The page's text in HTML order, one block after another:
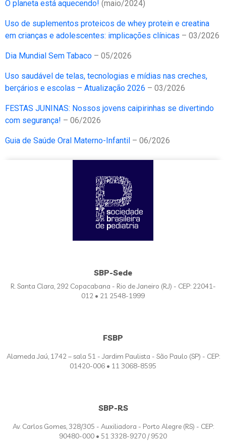
O planeta está aquecendo! (maio/2024)
Uso de suplementos proteicos de whey protein e creatina
em crianças e adolescentes: implicações clínicas – 03/2026
Dia Mundial Sem Tabaco – 05/2026
Uso saudável de telas, tecnologias e mídias nas creches,
berçários e escolas – Atualização 2026 – 03/2026
FESTAS JUNINAS: Nossos jovens caipirinhas se divertindo
com segurança! – 06/2026
Guia de Saúde Oral Materno-Infantil – 06/2026
SBP-Sede
R. Santa Clara, 292 Copacabana - Rio de Janeiro (RJ) - CEP: 22041-
012 • 21 2548-1999
FSBP
Alameda Jaú, 1742 – sala 51 - Jardim Paulista - São Paulo (SP) - CEP:
01420-006 • 11 3068-8595
SBP-RS
Av. Carlos Gomes, 328/305 - Auxiliadora - Porto Alegre (RS) - CEP:
90480-000 • 51 3328-9270 / 9520